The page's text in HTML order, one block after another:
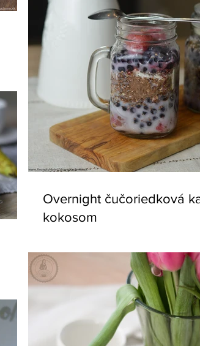
Overnight čučoriedková
kokosom